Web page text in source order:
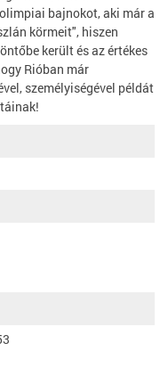
bajnokot, aki már a
körmeit", hiszen
került és az értékes
Rióban már
személyiségével példát